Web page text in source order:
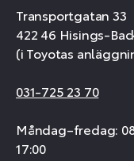
Transportgatan 33
422 46 Hisings-
(i Toyotas
031-725 23 70
Måndag–fredag:
17:00